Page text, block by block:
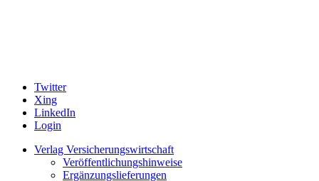
Twitter
Xing
LinkedIn
Login
Verlag Versicherungswirtschaft
Veröffentlichungshinweise
Ergänzungslieferungen